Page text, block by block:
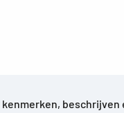
beschrijven